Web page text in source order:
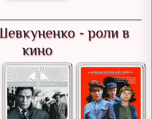
- роли в
кино